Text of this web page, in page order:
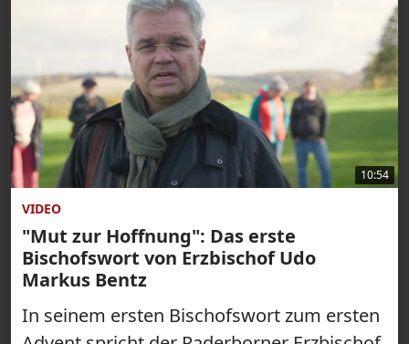
10:54
VIDEO
"Mut zur Hoffnung": Das erste
Bischofswort von Erzbischof Udo
Markus Bentz
In seinem ersten Bischofswort zum ersten